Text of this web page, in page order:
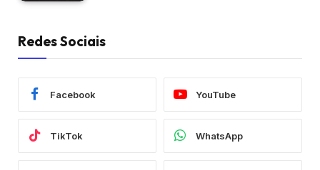
Redes Sociais
Facebook YouTube
TikTok WhatsApp